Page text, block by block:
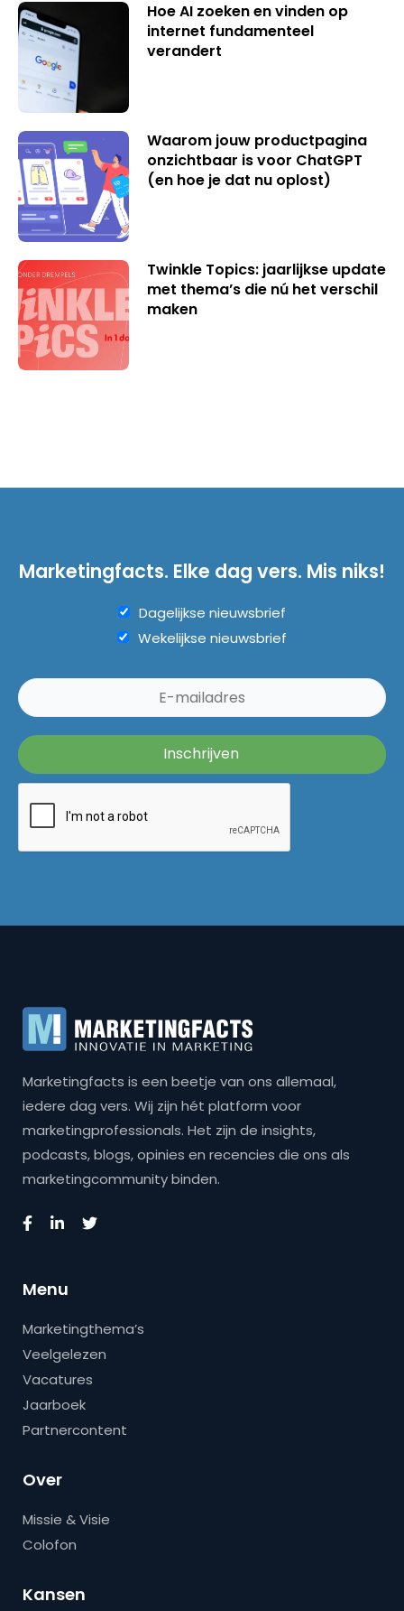
Hoe AI zoeken en vinden op
internet fundamenteel
verandert
Waarom jouw productpagina
onzichtbaar is voor ChatGPT
(en hoe je dat nu oplost)
Twinkle Topics: jaarlijkse update
met thema’s die nú het verschil
maken
Marketingfacts. Elke dag vers. Mis niks!
Dagelijkse nieuwsbrief
Wekelijkse nieuwsbrief
Marketingfacts is een beetje van ons allemaal,
iedere dag vers. Wij zijn hét platform voor
marketingprofessionals. Het zijn de insights,
podcasts, blogs, opinies en recencies die ons als
marketingcommunity binden.
Menu
Marketingthema’s
Veelgelezen
Vacatures
Jaarboek
Partnercontent
Over
Missie & Visie
Colofon
Kansen